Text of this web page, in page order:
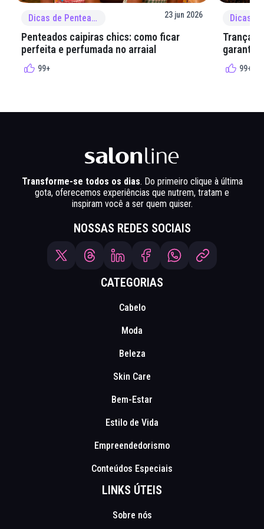
Dicas de Penteado 23 jun 2026
Penteados caipiras chics: como ficar
perfeita e perfumada no arraial
99+
Tranças
garantir
99+
Transforme-se todos os dias. Do primeiro clique à última
gota, oferecemos experiências que nutrem, tratam e
inspiram você a ser quem quiser.
NOSSAS REDES SOCIAIS
CATEGORIAS
Cabelo
Moda
Beleza
Skin Care
Bem-Estar
Estilo de Vida
Empreendedorismo
Conteúdos Especiais
LINKS ÚTEIS
Sobre nós